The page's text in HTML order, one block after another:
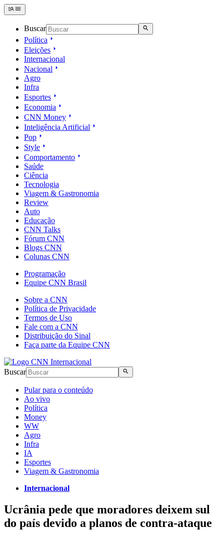
Buscar
Política
Eleições
Internacional
Nacional
Agro
Infra
Esportes
Economia
CNN Money
Inteligência Artificial
Pop
Style
Comportamento
Saúde
Ciência
Tecnologia
Viagem & Gastronomia
Review
Auto
Educação
CNN Talks
Fórum CNN
Blogs CNN
Colunas CNN
Programação
Equipe CNN Brasil
Sobre a CNN
Política de Privacidade
Termos de Uso
Fale com a CNN
Distribuição do Sinal
Faça parte da Equipe CNN
Buscar
Pular para o conteúdo
Ao vivo
Política
Money
WW
Agro
Infra
IA
Esportes
Viagem & Gastronomia
Internacional
Ucrânia pede que moradores deixem sul
do país devido a planos de contra-ataque